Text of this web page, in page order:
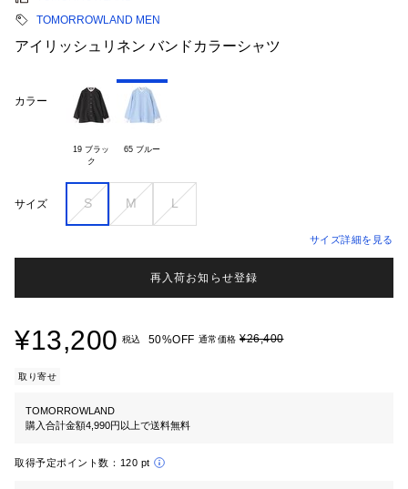
TOMORROWLAND MEN
アイリッシュリネン バンドカラーシャツ
カラー
19 ブラッ
65 ブルー
サイズ S M L
サイズ詳細を見る
再入荷お知らせ登録
¥13,200 税込 50%OFF 通常価格 ¥26,400
取り寄せ
TOMORROWLAND
購入合計金額4,990円以上で送料無料
取得予定ポイント数： 120 pt